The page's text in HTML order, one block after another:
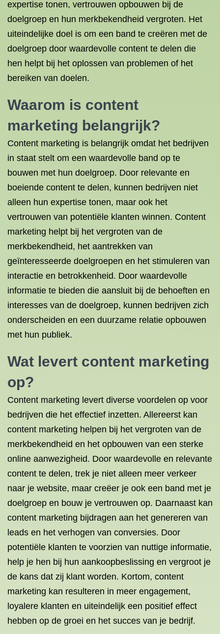
expertise tonen, vertrouwen opbouwen bij de
doelgroep en hun merkbekendheid vergroten. Het
uiteindelijke doel is om een band te creëren met de
doelgroep door waardevolle content te delen die
hen helpt bij het oplossen van problemen of het
bereiken van doelen.
Waarom is content
marketing belangrijk?
Content marketing is belangrijk omdat het bedrijven
in staat stelt om een waardevolle band op te
bouwen met hun doelgroep. Door relevante en
boeiende content te delen, kunnen bedrijven niet
alleen hun expertise tonen, maar ook het
vertrouwen van potentiële klanten winnen. Content
marketing helpt bij het vergroten van de
merkbekendheid, het aantrekken van
geïnteresseerde doelgroepen en het stimuleren van
interactie en betrokkenheid. Door waardevolle
informatie te bieden die aansluit bij de behoeften en
interesses van de doelgroep, kunnen bedrijven zich
onderscheiden en een duurzame relatie opbouwen
met hun publiek.
Wat levert content marketing
op?
Content marketing levert diverse voordelen op voor
bedrijven die het effectief inzetten. Allereerst kan
content marketing helpen bij het vergroten van de
merkbekendheid en het opbouwen van een sterke
online aanwezigheid. Door waardevolle en relevante
content te delen, trek je niet alleen meer verkeer
naar je website, maar creëer je ook een band met je
doelgroep en bouw je vertrouwen op. Daarnaast kan
content marketing bijdragen aan het genereren van
leads en het verhogen van conversies. Door
potentiële klanten te voorzien van nuttige informatie,
help je hen bij hun aankoopbeslissing en vergroot je
de kans dat zij klant worden. Kortom, content
marketing kan resulteren in meer engagement,
loyalere klanten en uiteindelijk een positief effect
hebben op de groei en het succes van je bedrijf.